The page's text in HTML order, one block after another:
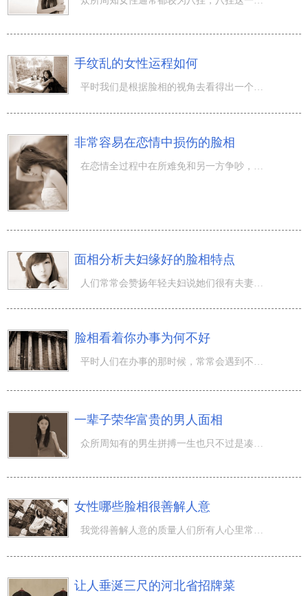
手纹乱的女性运程如何
非常容易在恋情中损伤的脸相
面相分析夫妇缘好的脸相特点
脸相看着你办事为何不好
平时人们在办事的那时候，常常会遇到不圆满的那时候，一般这一那时候人们都是挑选迁移下集中注意力，让不太
一辈子荣华富贵的男人面相
众所周知有的男生拼搏一生也只不过是凑合苟活，殊不知有些人却仅用拼搏一下下，也就是说是彻底无需拼搏，一
女性哪些脸相很善解人意
让人垂涎三尺的河北省招牌菜